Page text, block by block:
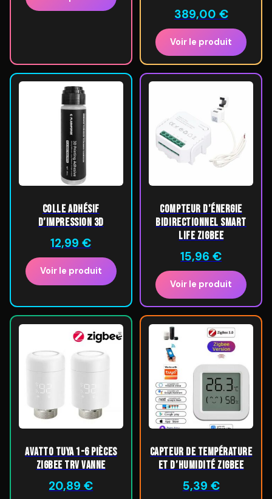
389,00 €
Voir le produit
Colle adhésif
d’impression 3D
12,99€
Voir le produit
Compteur d’énergie
bidirectionnel Smart
Life ZigBee
15,96€
Voir le produit
AVATTO Tuya 1-6 pièces
Zigbee TRV vanne
20,89€
Capteur de température
et d’humidité Zigbee
5,39 €